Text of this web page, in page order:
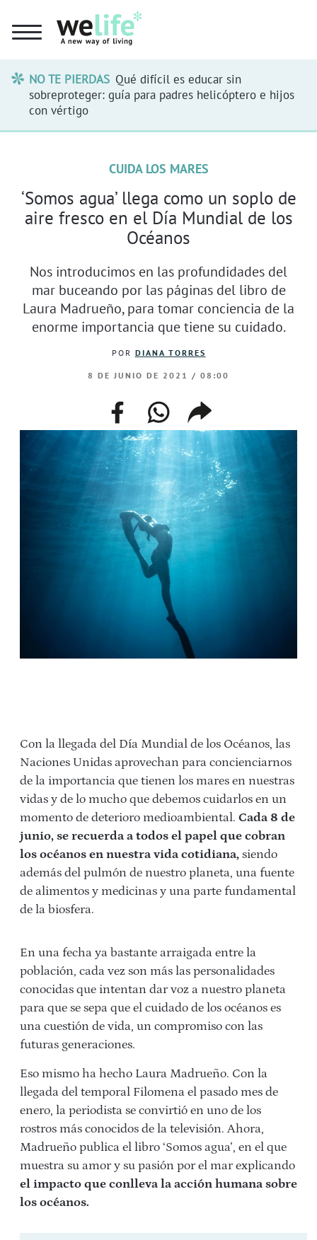
NO TE PIERDAS Qué difícil es educar sin
sobreproteger: guía para padres helicóptero e hijos
con vértigo
CUIDA LOS MARES
‘Somos agua’ llega como un soplo de
aire fresco en el Día Mundial de los
Océanos
Nos introducimos en las profundidades del
mar buceando por las páginas del libro de
Laura Madrueño, para tomar conciencia de la
enorme importancia que tiene su cuidado.
POR DIANA TORRES
8 DE JUNIO DE 2021 / 08:00
facebookwhatsappcompartir
enlace
Con la llegada del Día Mundial de los Océanos, las
Naciones Unidas aprovechan para concienciarnos
de la importancia que tienen los mares en nuestras
vidas y de lo mucho que debemos cuidarlos en un
momento de deterioro medioambiental. Cada 8 de
junio, se recuerda a todos el papel que cobran
los océanos en nuestra vida cotidiana, siendo
además del pulmón de nuestro planeta, una fuente
de alimentos y medicinas y una parte fundamental
de la biosfera.
En una fecha ya bastante arraigada entre la
población, cada vez son más las personalidades
conocidas que intentan dar voz a nuestro planeta
para que se sepa que el cuidado de los océanos es
una cuestión de vida, un compromiso con las
futuras generaciones.
Eso mismo ha hecho Laura Madrueño. Con la
llegada del temporal Filomena el pasado mes de
enero, la periodista se convirtió en uno de los
rostros más conocidos de la televisión. Ahora,
Madrueño publica el libro ‘Somos agua’, en el que
muestra su amor y su pasión por el mar explicando
el impacto que conlleva la acción humana sobre
los océanos.